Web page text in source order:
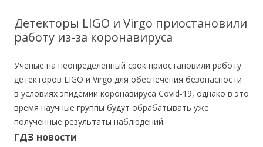
Детекторы LIGO и Virgo приостановили
работу из-за коронавируса
Ученые на неопределенный срок приостановили работу
детекторов LIGO и Virgo для обеспечения безопасности
в условиях эпидемии коронавируса Covid-19, однако в это
время научные группы будут обрабатывать уже
полученные результаты наблюдений.
ГДЗ новости